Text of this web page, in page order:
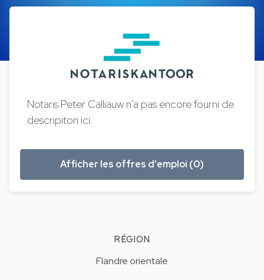
Notaris Peter Calliauw n'a pas encore fourni de
descripiton ici.
Afficher les offres d'emploi (0)
RÉGION
Flandre orientale